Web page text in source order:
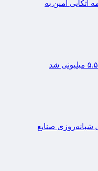
اتکایی امین به